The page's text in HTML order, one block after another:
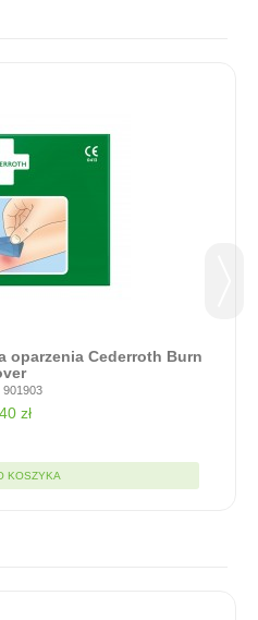
oparzenia Cederroth Burn
901903
zł
KOSZYKA